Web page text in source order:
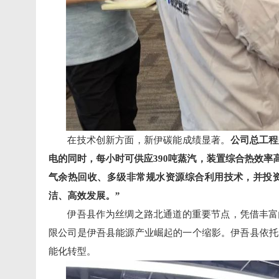
在技术创新方面，新伊碳能成绩显著。 公司总工
电的同时，每小时可供应390吨蒸汽，装置综合热效
气余热回收、多级非常规水资源综合利用技术，并投
洁、高效发展。”
伊吾县作为丝绸之路北通道的重要节点，凭借丰
限公司是伊吾县能源产业崛起的一个缩影。伊吾县依
能化转型。